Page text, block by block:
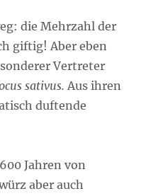
die Mehrzahl der
giftig! Aber eben
Vertreter
sativus.Aus ihren
duftende
Jahren von
aber auch